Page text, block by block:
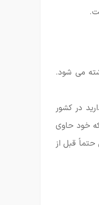
می شود.
در کشور
خود حاوی
قبل از